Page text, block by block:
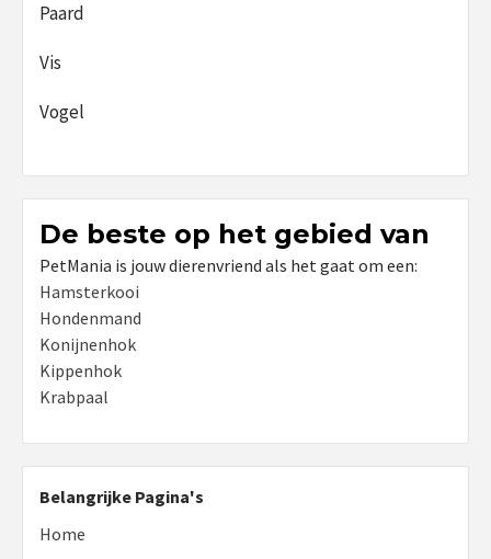
Paard
Vis
Vogel
De beste op het gebied van
PetMania is jouw dierenvriend als het gaat om een:
Hamsterkooi
Hondenmand
Konijnenhok
Kippenhok
Krabpaal
Belangrijke Pagina's
Home